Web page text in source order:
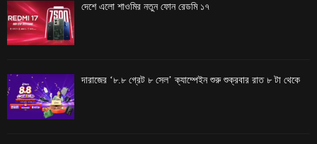
দেশে এলো শাওমির নতুন ফোন রেডমি ১৭
দারাজের ‘৮.৮ গ্রেট ৮ সেল’ ক্যাম্পেইন শুরু শুক্রবার রাত ৮ টা থেকে